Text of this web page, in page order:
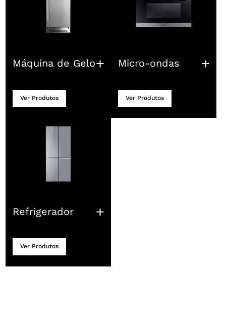
Máquina de Gelo
Ver Produtos
Micro-ondas
Ver Produtos
Refrigerador
Ver Produtos